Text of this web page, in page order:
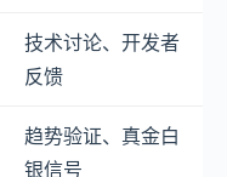
技术讨论、开发者
反馈
趋势验证、真金白
银信号